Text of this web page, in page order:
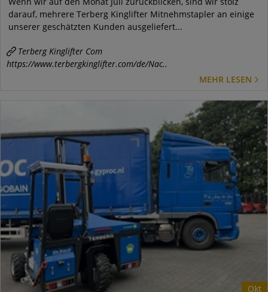
darauf, mehrere Terberg Kinglifter Mitnehmstapler an einige
unserer geschätzten Kunden ausgeliefert...
Terberg Kinglifter Com
https://www.terbergkinglifter.com/de/Nac..
MEHR LESEN
Okt